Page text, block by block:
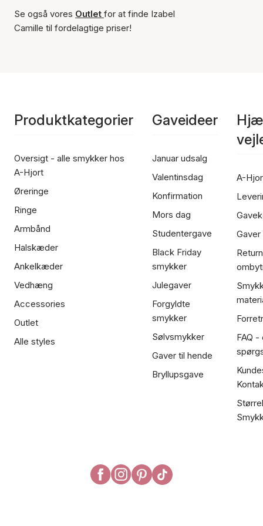
Se også vores Outlet for at finde Izabel
Camille til fordelagtige priser!
Produktkategorier
Oversigt - alle smykker hos
A-Hjort
Øreringe
Ringe
Armbånd
Halskæder
Ankelkæder
Vedhæng
Accessories
Outlet
Alle styles
Gaveideer
Januar udsalg
Valentinsdag
Konfirmation
Mors dag
Studentergave
Black Friday
smykker
Julegaver
Forgyldte
smykker
Sølvsmykker
Gaver til hende
Bryllupsgave
A-
FAQ